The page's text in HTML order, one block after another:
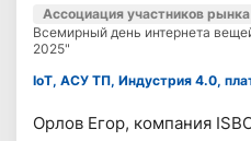
Ассоциация участников
Всемирный день интернета
2025"
IoT, АСУ ТП, Индустрия 4.0,
Орлов Егор, компания